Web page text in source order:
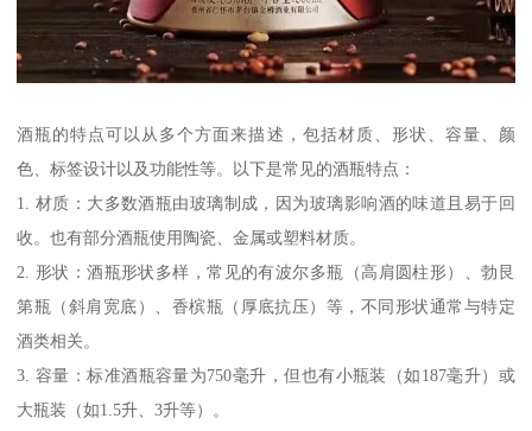
酒瓶的特点可以从多个方面来描述，包括材质、形状、容量、颜
色、标签设计以及功能性等。以下是常见的酒瓶特点：
1. 材质：大多数酒瓶由玻璃制成，因为玻璃影响酒的味道且易于回
收。也有部分酒瓶使用陶瓷、金属或塑料材质。
2. 形状：酒瓶形状多样，常见的有波尔多瓶（高肩圆柱形）、勃艮
第瓶（斜肩宽底）、香槟瓶（厚底抗压）等，不同形状通常与特定
酒类相关。
3. 容量：标准酒瓶容量为750毫升，但也有小瓶装（如187毫升）或
大瓶装（如1.5升、3升等）。